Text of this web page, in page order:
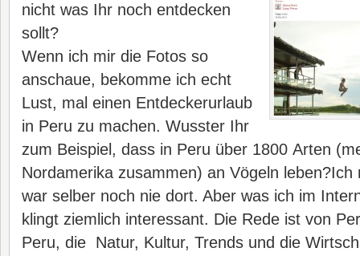
nicht was Ihr noch entdecken
sollt?
Wenn ich mir die Fotos so
anschaue, bekomme ich echt
Lust, mal einen Entdeckerurlaub
in Peru zu machen. Wusster Ihr
zum Beispiel, dass in Peru über 1800 Arten
Nordamerika zusammen) an Vögeln
war selber noch nie dort. Aber was ich im
klingt ziemlich interessant. Die Rede ist von
Peru, die Natur, Kultur, Trends und die